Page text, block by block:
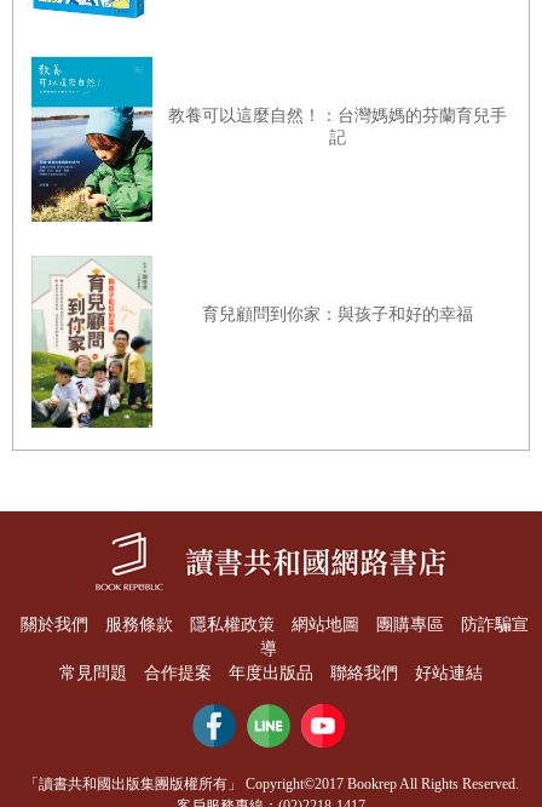
教養可以這麼自然！：台灣媽媽的芬蘭育兒手
記
育兒顧問到你家：與孩子和好的幸福
關於我們 服務條款 隱私權政策 網站地圖 團購專區
防詐騙宣
導
常見問題
合作提案 年度出版品 聯絡我們 好站連結
「讀書共和國出版集團版權所有」 Copyright©2017 Bookrep All Rights Reserved.